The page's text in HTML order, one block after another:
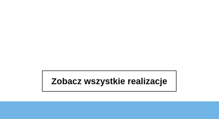
Zobacz wszystkie realizacje